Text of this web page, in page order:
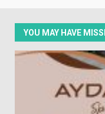
YOU MAY HAVE